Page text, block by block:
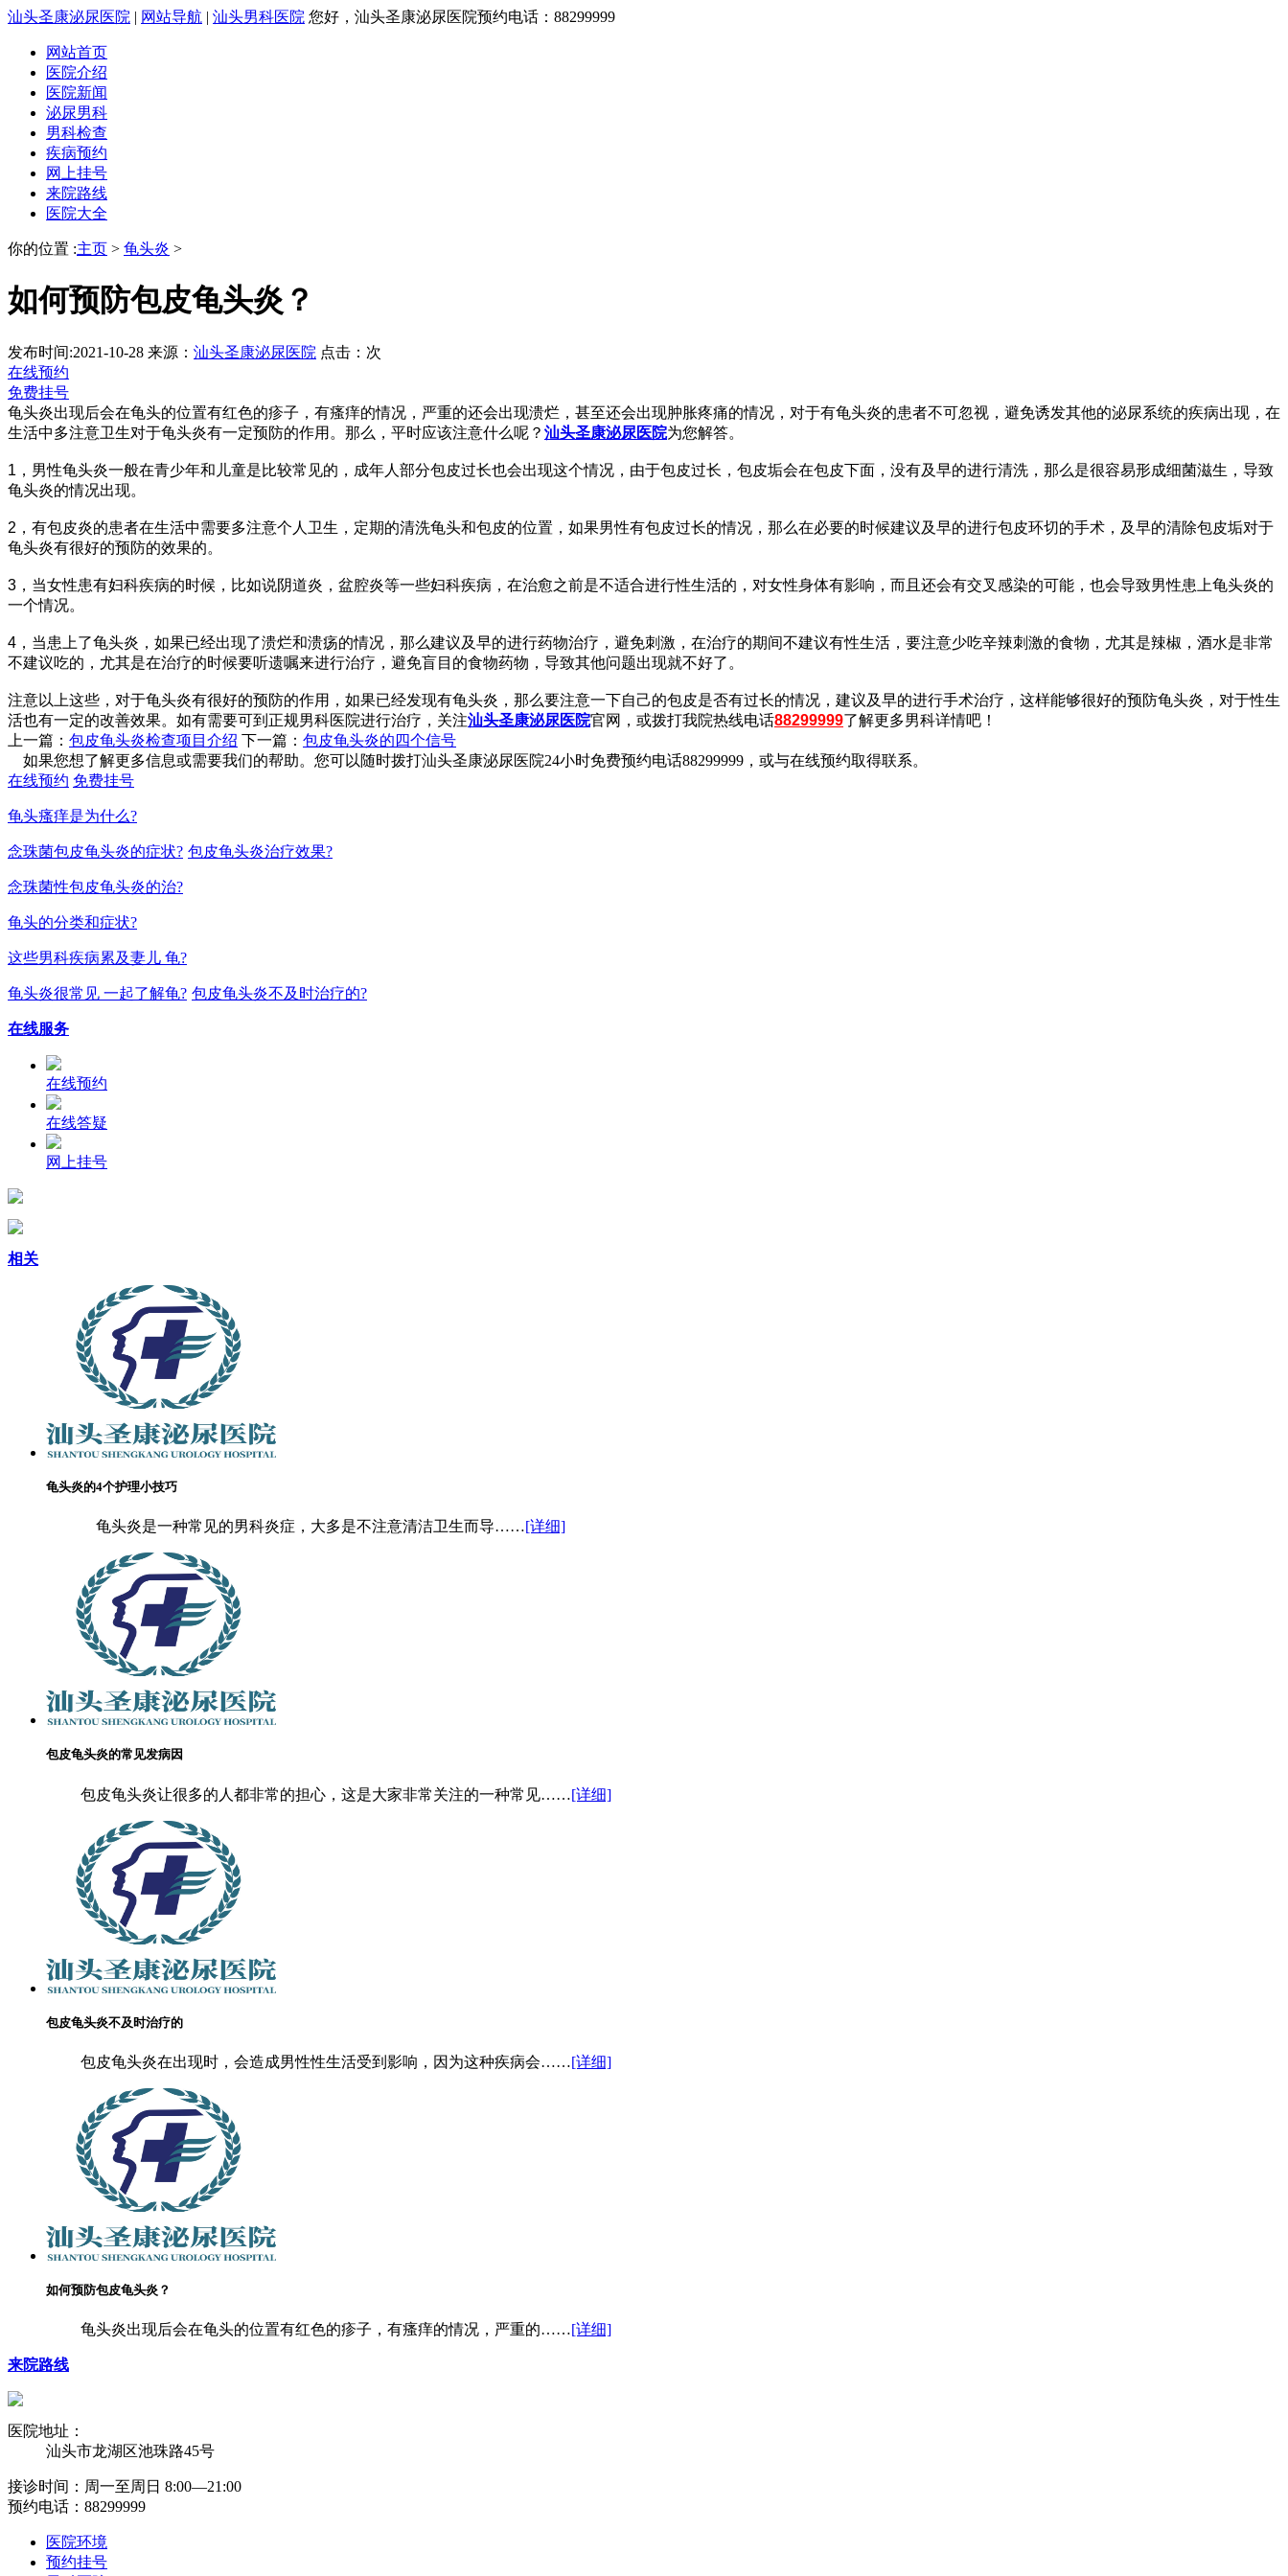
汕头圣康泌尿医院 | 网站导航 | 汕头男科医院 您好，汕头圣康泌尿医院预约电话：88299999
网站首页
医院介绍
医院新闻
泌尿男科
男科检查
疾病预约
网上挂号
来院路线
医院大全
你的位置 :主页 > 龟头炎 >
如何预防包皮龟头炎？
发布时间:2021-10-28 来源： 汕头圣康泌尿医院 点击： 次
在线预约
免费挂号
龟头炎出现后会在龟头的位置有红色的疹子，有瘙痒的情况，严重的还会出现溃烂，甚至还会出现肿胀疼痛的情况，对于有龟头炎的患者不可忽视，避免诱发其他的泌尿系统的疾病出现，在
生活中多注意卫生对于龟头炎有一定预防的作用。那么，平时应该注意什么呢？ 汕头圣康泌尿医院为您解答。
1，男性龟头炎一般在青少年和儿童是比较常见的，成年人部分包皮过长也会出现这个情况，由于包皮过长，包皮垢会在包皮下面，没有及早的进行清洗，那么是很容易形成细菌滋生，导致
龟头炎的情况出现。
2，有包皮炎的患者在生活中需要多注意个人卫生，定期的清洗龟头和包皮的位置，如果男性有包皮过长的情况，那么在必要的时候建议及早的进行包皮环切的手术，及早的清除包皮垢对于
龟头炎有很好的预防的效果的。
3，当女性患有妇科疾病的时候，比如说阴道炎，盆腔炎等一些妇科疾病，在治愈之前是不适合进行性生活的，对女性身体有影响，而且还会有交叉感染的可能，也会导致男性患上龟头炎的
一个情况。
4，当患上了龟头炎，如果已经出现了溃烂和溃疡的情况，那么建议及早的进行药物治疗，避免刺激，在治疗的期间不建议有性生活，要注意少吃辛辣刺激的食物，尤其是辣椒，酒水是非常
不建议吃的，尤其是在治疗的时候要听遗嘱来进行治疗，避免盲目的食物药物，导致其他问题出现就不好了。
注意以上这些，对于龟头炎有很好的预防的作用，如果已经发现有龟头炎，那么要注意一下自己的包皮是否有过长的情况，建议及早的进行手术治疗，这样能够很好的预防龟头炎，对于性生
活也有一定的改善效果。如有需要可到正规男科医院进行治疗，关注汕头圣康泌尿医院官网，或拨打我院热线电话88299999了解更多男科详情吧！
上一篇： 包皮龟头炎检查项目介绍 下一篇： 包皮龟头炎的四个信号
如果您想了解更多信息或需要我们的帮助。您可以随时拨打汕头圣康泌尿医院24小时免费预约电话88299999，或与在线预约取得联系。
在线预约 免费挂号
龟头瘙痒是为什么?
念珠菌包皮龟头炎的症状? 包皮龟头炎治疗效果?
念珠菌性包皮龟头炎的治?
龟头的分类和症状?
这些男科疾病累及妻儿 龟?
龟头炎很常见 一起了解龟? 包皮龟头炎不及时治疗的?
在线服务
在线预约
在线答疑
网上挂号
相关
龟头炎的4个护理小技巧
龟头炎是一种常见的男科炎症，大多是不注意清洁卫生而导……[详细]
包皮龟头炎的常见发病因
包皮龟头炎让很多的人都非常的担心，这是大家非常关注的一种常见……[详细]
包皮龟头炎不及时治疗的
包皮龟头炎在出现时，会造成男性性生活受到影响，因为这种疾病会……[详细]
如何预防包皮龟头炎？
龟头炎出现后会在龟头的位置有红色的疹子，有瘙痒的情况，严重的……[详细]
来院路线
医院地址：
汕头市龙湖区池珠路45号
接诊时间：周一至周日 8:00―21:00
预约电话：88299999
医院环境
预约挂号